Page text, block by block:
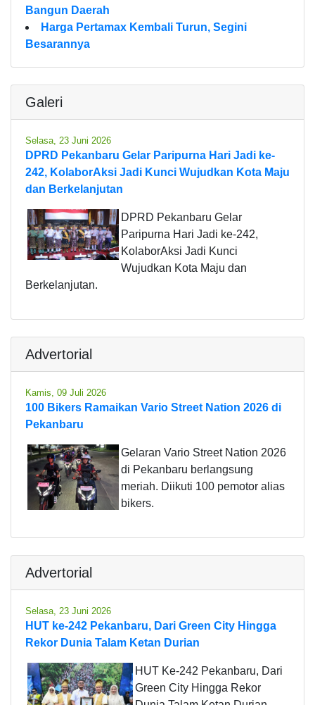
Bangun Daerah
Harga Pertamax Kembali Turun, Segini
Besarannya
Galeri
Selasa, 23 Juni 2026
DPRD Pekanbaru Gelar Paripurna Hari Jadi ke-
242, KolaborAksi Jadi Kunci Wujudkan Kota Maju
dan Berkelanjutan
DPRD Pekanbaru Gelar
Paripurna Hari Jadi ke-242,
KolaborAksi Jadi Kunci
Wujudkan Kota Maju dan
Berkelanjutan.
Advertorial
Kamis, 09 Juli 2026
100 Bikers Ramaikan Vario Street Nation 2026 di
Pekanbaru
Gelaran Vario Street Nation 2026
di Pekanbaru berlangsung
meriah. Diikuti 100 pemotor alias
bikers.
Advertorial
Selasa, 23 Juni 2026
HUT ke-242 Pekanbaru, Dari Green City Hingga
Rekor Dunia Talam Ketan Durian
HUT Ke-242 Pekanbaru, Dari
Green City Hingga Rekor